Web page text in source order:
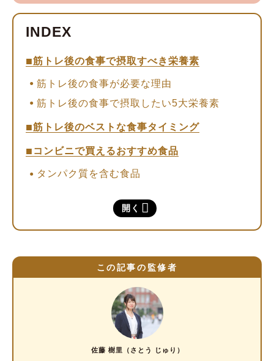
開く
筋トレ後の食事で摂取すべき栄養素
筋トレ後の食事が必要な理由
筋トレ後の食事で摂取したい5大栄養素
筋トレ後のベストな食事タイミング
コンビニで買えるおすすめ食品
タンパク質を含む食品
ビタミンを含む食品
おすすめの組み合わせ
おすすめメニュー①「鮭おにぎり＋ゆでたま
おすすめメニュー②「そば＋めかぶ＋温泉た
この記事の監修者
佐藤 樹里（さとう じゅり）